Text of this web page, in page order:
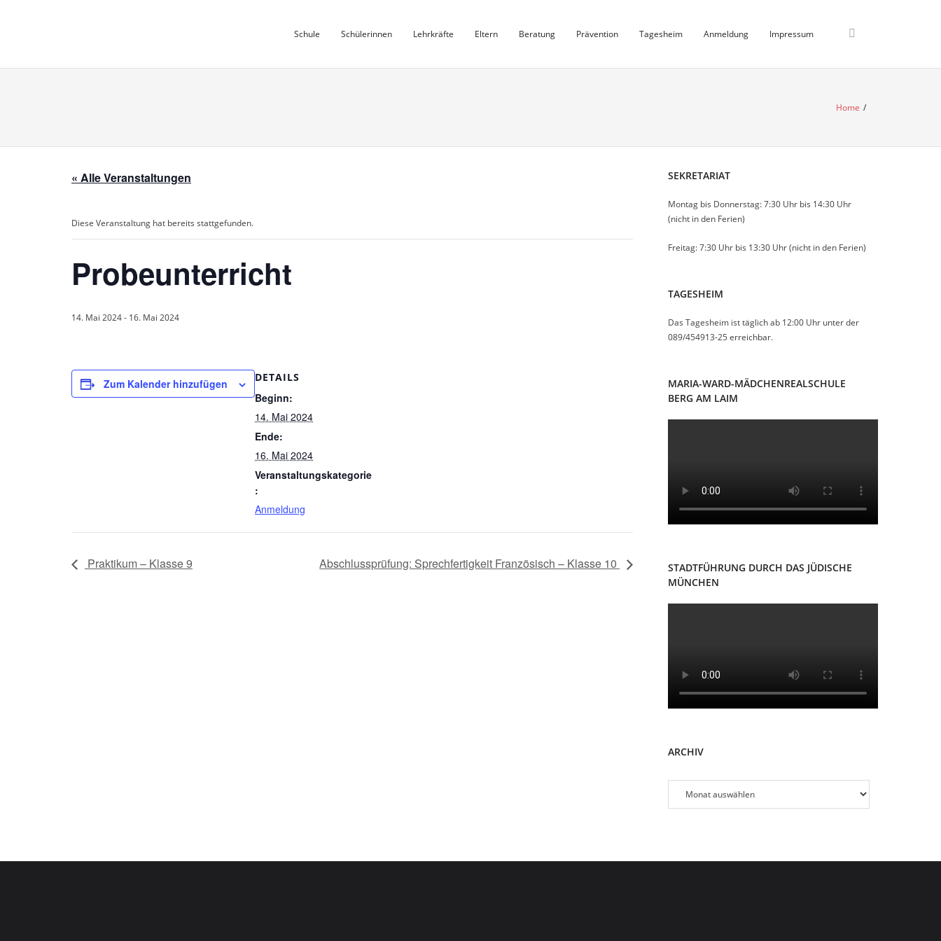
Schule Schülerinnen Lehrkräfte Eltern Beratung Prävention Tagesheim Anmeldung Impressum
Home /
« Alle Veranstaltungen
Diese Veranstaltung hat bereits stattgefunden.
Probeunterricht
14. Mai 2024- 16. Mai 2024
Zum Kalender hinzufügen DETAILS
Beginn:
14. Mai 2024
Ende:
16. Mai 2024
Veranstaltungskategorie
:
Anmeldung
Praktikum – Klasse 9 Abschlussprüfung: Sprechfertigkeit Französisch – Klasse 10
SEKRETARIAT
Montag bis Donnerstag: 7:30 Uhr bis 14:30 Uhr
(nicht in den Ferien)
Freitag: 7:30 Uhr bis 13:30 Uhr (nicht in den Ferien)
TAGESHEIM
Das Tagesheim ist täglich ab 12:00 Uhr unter der
089/454913-25 erreichbar.
MARIA-WARD-MÄDCHENREALSCHULE
BERG AM LAIM
STADTFÜHRUNG DURCH DAS JÜDISCHE
MÜNCHEN
ARCHIVArchiv